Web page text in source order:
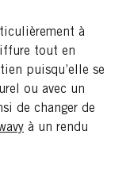
à
tout en
puisqu’elle se
ou avec un
de changer de
à un rendu